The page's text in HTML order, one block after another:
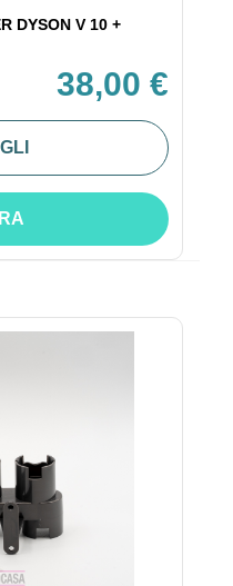
DYSON V 10 +
38,00 €